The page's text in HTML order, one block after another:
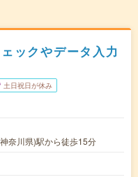
ックやデータ入力
土日祝日が休み
奈川県)駅から徒歩15分